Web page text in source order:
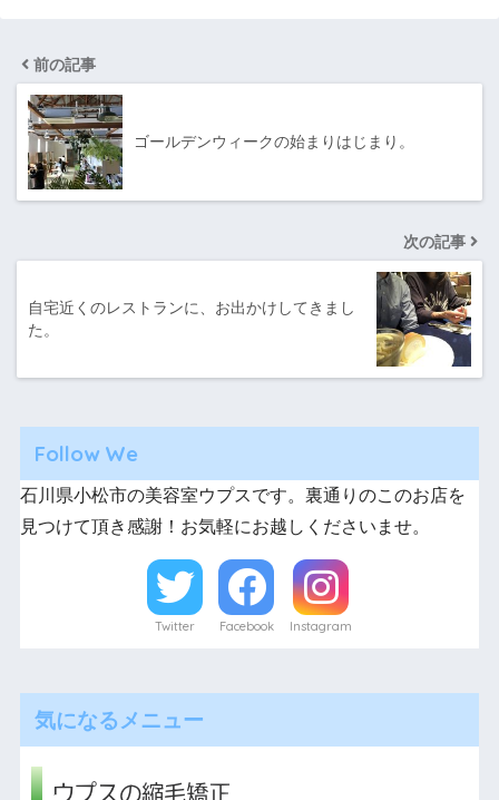
前の記事
ゴールデンウィークの始まりはじまり。
次の記事
自宅近くのレストランに、お出かけしてきまし
た。
Follow We
石川県小松市の美容室ウプスです。裏通りのこのお店を
見つけて頂き感謝！お気軽にお越しくださいませ。
Twitter Facebook Instagram
気になるメニュー